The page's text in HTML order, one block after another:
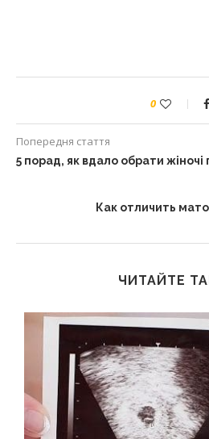
0
Попередня стаття
5 порад, як вдало обрати жіночі
Как отличить
ЧИТАЙТЕ